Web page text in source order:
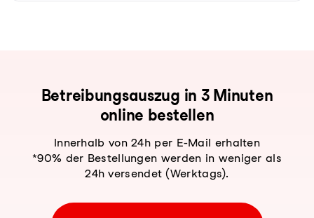
Be­trei­bungs­aus­zug in 3 Minuten
online bestellen
Innerhalb von 24h per E-Mail erhalten
*90% der Bestellungen werden in weniger als
24h versendet (Werktags).